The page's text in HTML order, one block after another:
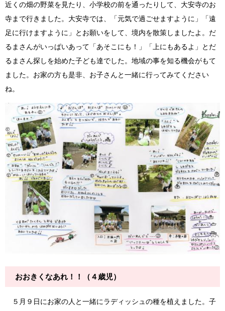
近くの畑の野菜を見たり、小学校の前を通ったりして、大安寺のお
寺まで行きました。大安寺では、「元気で過ごせますように」「遠
足に行けますように」とお願いをして、境内を散策しましたよ。だ
るまさんがいっぱいあって「あそこにも！」「上にもあるよ」とだ
るまさん探しを始めた子ども達でした。地域の事を知る機会がもて
ました。お家の方も是非、お子さんと一緒に行ってみてください
ね。
おおきくなあれ！！（４歳児）
５月９日にお家の人と一緒にラディッシュの種を植えました。子